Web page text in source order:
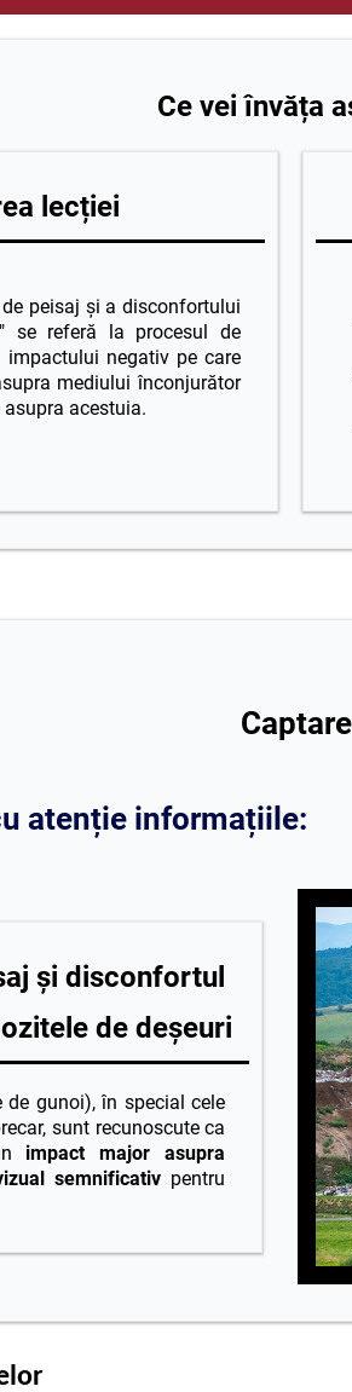
Ce vei învăța
lecției
peisaj și a disconfortului
se referă la procesul de
impactului negativ pe care
mediului înconjurător
acestuia.
atenție informațiile:
și disconfortul
de deșeuri
de gunoi), în special cele
sunt recunoscute ca
impact major asupra
semnificativ pentru